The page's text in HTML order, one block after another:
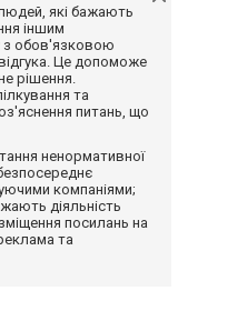
які бажають
іншим
з обов'язковою
Це допоможе
рішення.
та
питань, що
ненормативної
компаніями;
діяльність
посилань на
та